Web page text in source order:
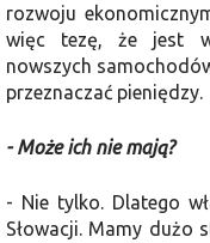
rozwoju
więc tezę, że jest
nowszych
przeznaczać pieniędzy.
- Może ich nie mają?
- Nie tylko. Dlatego
Słowacji. Mamy dużo